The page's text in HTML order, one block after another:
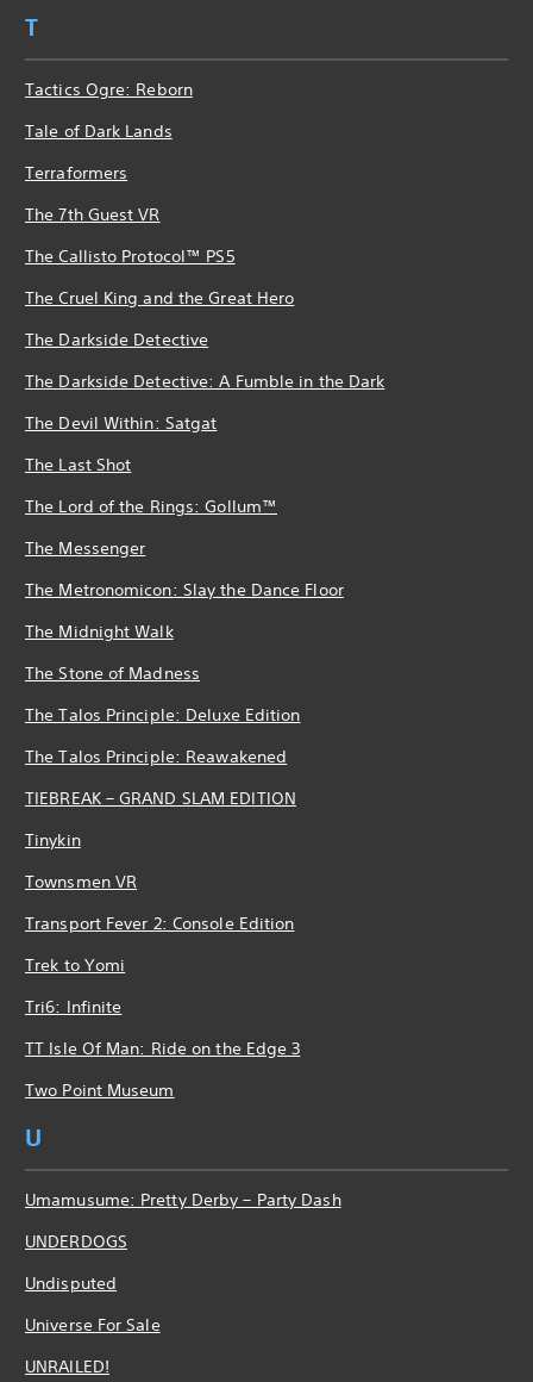
T
Tactics Ogre: Reborn
Tale of Dark Lands
Terraformers
The 7th Guest VR
The Callisto Protocol™ PS5
The Cruel King and the Great Hero
The Darkside Detective
The Darkside Detective: A Fumble in the Dark
The Devil Within: Satgat
The Last Shot
The Lord of the Rings: Gollum™
The Messenger
The Metronomicon: Slay the Dance Floor
The Midnight Walk
The Stone of Madness
The Talos Principle: Deluxe Edition
The Talos Principle: Reawakened
TIEBREAK – GRAND SLAM EDITION
Tinykin
Townsmen VR
Transport Fever 2: Console Edition
Trek to Yomi
Tri6: Infinite
TT Isle Of Man: Ride on the Edge 3
Two Point Museum
U
Umamusume: Pretty Derby – Party Dash
UNDERDOGS
Undisputed
Universe For Sale
UNRAILED!